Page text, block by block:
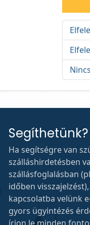
Segíthetünk?
Ha segítségre van
szálláshirdetésben
szállásfoglalásban
időben
kapcsolatba velünk
gyors ügyintézés